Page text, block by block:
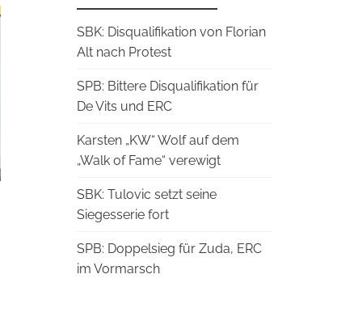
SBK: Disqualifikation von Florian
Alt nach Protest
SPB: Bittere Disqualifikation für
De Vits und ERC
Karsten „KW“ Wolf auf dem
„Walk of Fame“ verewigt
SBK: Tulovic setzt seine
Siegesserie fort
SPB: Doppelsieg für Zuda, ERC
im Vormarsch